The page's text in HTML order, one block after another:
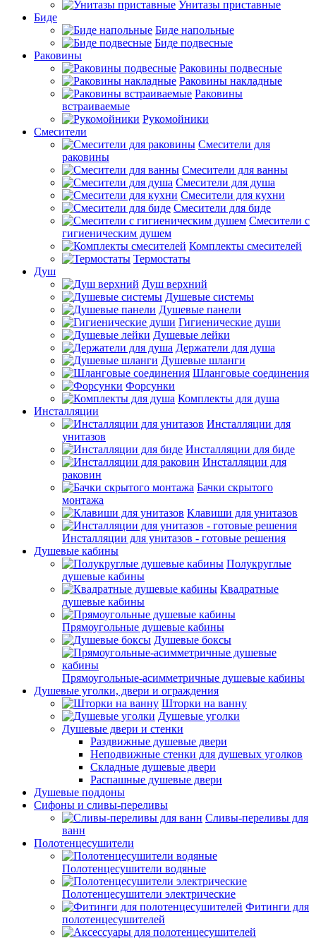
Унитазы приставные
Биде
Биде напольные
Биде подвесные
Раковины
Раковины подвесные
Раковины накладные
Раковины
встраиваемые
Рукомойники
Смесители
Смесители для
раковины
Смесители для ванны
Смесители для душа
Смесители для кухни
Смесители для биде
Смесители с
гигиеническим душем
Комплекты смесителей
Термостаты
Душ
Душ верхний
Душевые системы
Душевые панели
Гигиенические души
Душевые лейки
Держатели для душа
Душевые шланги
Шланговые соединения
Форсунки
Комплекты для душа
Инсталляции
Инсталляции для
унитазов
Инсталляции для биде
Инсталляции для
раковин
Бачки скрытого
монтажа
Клавиши для унитазов
Инсталляции для унитазов - готовые решения
Душевые кабины
Полукруглые
душевые кабины
Квадратные
душевые кабины
Прямоугольные душевые кабины
Душевые боксы
Прямоугольные-асимметричные душевые кабины
Душевые уголки, двери и ограждения
Шторки на ванну
Душевые уголки
Душевые двери и стенки
Раздвижные душевые двери
Неподвижные стенки для душевых уголков
Складные душевые двери
Распашные душевые двери
Душевые поддоны
Сифоны и сливы-переливы
Сливы-переливы для
ванн
Полотенцесушители
Полотенцесушители водяные
Полотенцесушители электрические
Фитинги для
полотенцесушителей